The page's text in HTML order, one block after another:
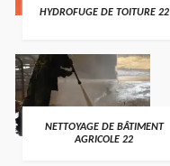
HYDROFUGE DE TOITURE 22
NETTOYAGE DE BÂTIMENT
AGRICOLE 22